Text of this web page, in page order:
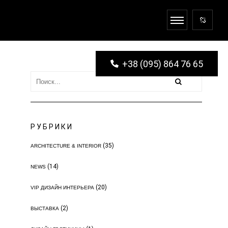
+38 (095) 864 76 65
РУБРИКИ
ARCHITECTURE & INTERIOR(35)
NEWS(14)
VIP ДИЗАЙН ИНТЕРЬЕРА(20)
ВЫСТАВКА(2)